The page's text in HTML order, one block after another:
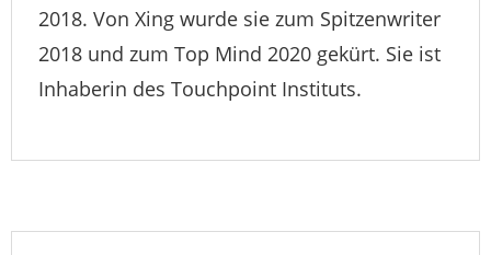
2018. Von Xing wurde sie zum Spitzenwriter
2018 und zum Top Mind 2020 gekürt. Sie ist
Inhaberin des Touchpoint Instituts.